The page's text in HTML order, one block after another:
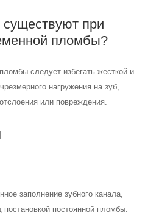
существуют при
пломбы?
следует избегать жесткой и
нагружения на зуб,
или повреждения.
заполнение зубного канала,
постановкой постоянной пломбы.